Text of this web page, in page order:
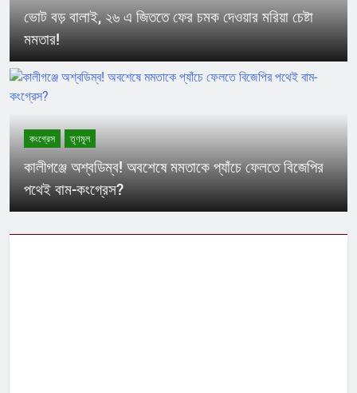
ভোট বড় বালাই, ২৬ এ জিততে ফের চমক দেওয়ার মরিয়া চেষ্টা
মমতার!
কংগ্রেস তৃণমূল
কালীগঞ্জে অশ্বডিম্ব! অবশেষে মমতাকে প্যাঁচে ফেলতে বিজেপির
পথেই বাম-কংগ্রেস?